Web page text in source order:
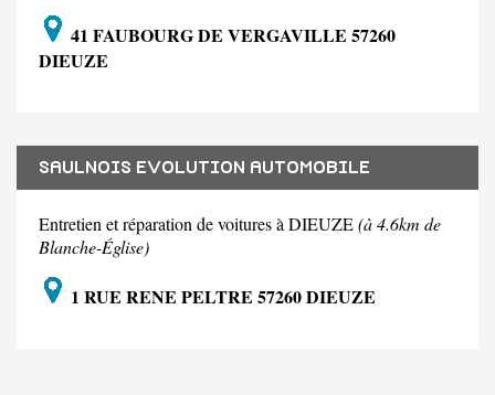
41 FAUBOURG DE VERGAVILLE 57260
DIEUZE
SAULNOIS EVOLUTION AUTOMOBILE
Entretien et réparation de voitures à DIEUZE(à 4.6km de
Blanche-Église)
1 RUE RENE PELTRE 57260 DIEUZE